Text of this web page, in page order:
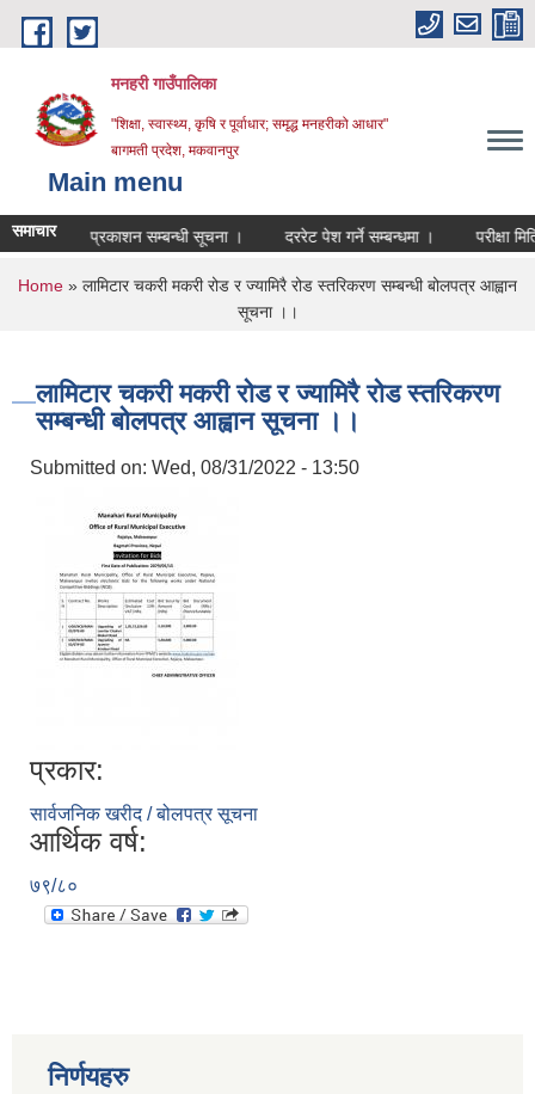
Skip to main content
मनहरी गाउँपालिका
"शिक्षा, स्वास्थ्य, कृषि र पूर्वाधार; समृद्ध मनहरीको आधार"
बागमती प्रदेश, मकवानपुर
Main menu
समाचार
नतिजा प्रकाशन सम्बन्धी सूचना । दररेट पेश गर्ने सम्बन्धमा । परीक्षा मिति
You are here
Home » लामिटार चकरी मकरी रोड र ज्यामिरै रोड स्तरिकरण सम्बन्धी बोलपत्र आह्वान
सूचना ।।
लामिटार चकरी मकरी रोड र ज्यामिरै रोड स्तरिकरण
सम्बन्धी बोलपत्र आह्वान सूचना ।।
Submitted on: Wed, 08/31/2022 - 13:50
प्रकार:
सार्वजनिक खरीद / बोलपत्र सूचना
आर्थिक वर्ष:
७९/८०
निर्णयहरु